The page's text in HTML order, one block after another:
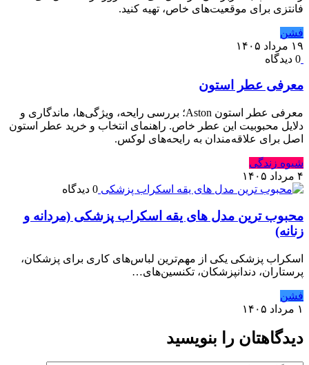
فانتزی برای موقعیت‌های خاص، تهیه کنید.
فشن
۱۹ مرداد ۱۴۰۵
0 دیدگاه
معرفی عطر استون
معرفی عطر استون Aston؛ بررسی رایحه، ویژگی‌ها، ماندگاری و
دلایل محبوبیت این عطر خاص. راهنمای انتخاب و خرید عطر استون
اصل برای علاقه‌مندان به رایحه‌های لوکس.
شیوه زندگی
۴ مرداد ۱۴۰۵
0 دیدگاه
محبوب ترین مدل های یقه اسکراب پزشکی (مردانه و
زنانه)
اسکراب پزشکی یکی از مهم‌ترین لباس‌های کاری برای پزشکان،
پرستاران، دندانپزشکان، تکنسین‌های…
فشن
۱ مرداد ۱۴۰۵
دیدگاهتان را بنویسید